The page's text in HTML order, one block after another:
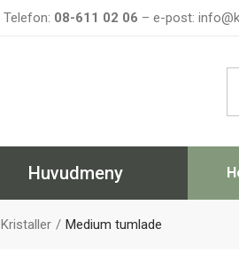
Telefon: 08-611 02 06 – e-post:
Huvudmeny
Kristaller Medium tumlade